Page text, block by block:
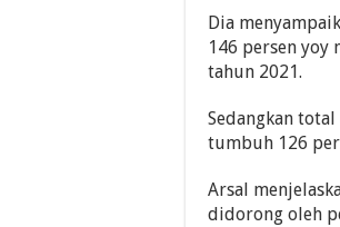
Dia
146 persen yoy
tahun 2021.
Sedangkan
tumbuh 126
Arsal
didorong oleh